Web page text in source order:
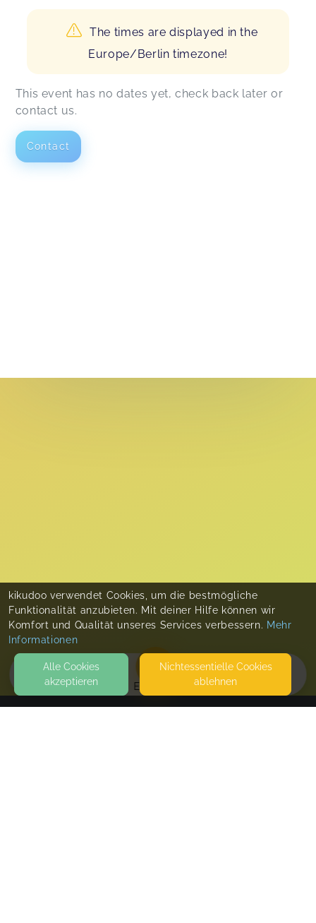
EVENTS
The times are displayed in the
Europe/Berlin timezone!
This event has no dates yet, check back later or
contact us.
Contact
kikudoo verwendet Cookies, um die bestmögliche
Funktionalität anzubieten. Mit deiner Hilfe können wir
Komfort und Qualität unseres Services verbessern. Mehr
Informationen
Alle Cookies
akzeptieren
Nicht­essentielle Cookies
ablehnen